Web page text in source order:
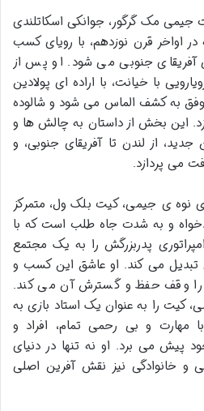
جیمی مک گرگور، جوانکی اسکاتلندی
اواخر قرن نوزدهم، با رویای کسب
آفریقای جنوبی می شود. او پس از
با خیانت، با اراده ای پولادین
موفق به کشف الماس می شود و شالوده
این بخش از داستان به چالش ها و
از لندن تا آفریقای جنوبی، و
می پردازد.
نوه ی جیمی، کیت بلک ول، متمرکز
و به شدت جاه طلب است که با
پدربزرگش را به یک مجتمع
تبدیل می کند. او عاشق این کسب و
را وقف حفظ و گسترش آن می کند.
کیت را به عنوان یک استاد بازی به
و بی رحمی تمام، افراد و
پیش می برد. او نه تنها در دنیای
و خانوادگی نیز نقش آفرین اصلی